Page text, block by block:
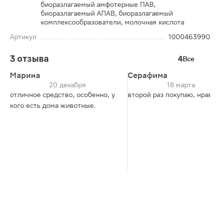
биоразлагаемый амфотерные ПАВ,
биоразлагаемый АПАВ, биоразлагаемый
комплексообразователи, молочная кислота
Артикул
1000463990
3 отзыва 4Все
Марина
20 декабря
отличное средство, особенно, у
кого есть дома животные.
Серафима
18 марта
второй раз покупаю,